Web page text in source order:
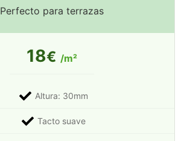
Perfecto para terrazas
18€ /m²
Altura: 30mm
Tacto suave